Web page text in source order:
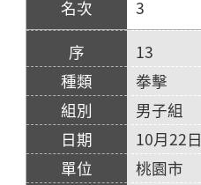
3
13
拳擊
男子組
10月22日
桃園市